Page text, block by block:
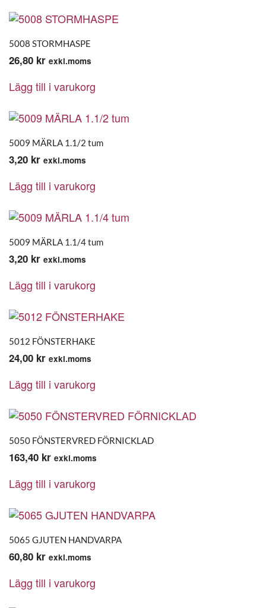
5008 STORMHASPE
26,80 kr exkl.moms
Lägg till i varukorg
5009 MÄRLA 1.1/2 tum
3,20 kr exkl.moms
Lägg till i varukorg
5009 MÄRLA 1.1/4 tum
3,20 kr exkl.moms
Lägg till i varukorg
5012 FÖNSTERHAKE
24,00 kr exkl.moms
Lägg till i varukorg
5050 FÖNSTERVRED FÖRNICKLAD
163,40 kr exkl.moms
Lägg till i varukorg
5065 GJUTEN HANDVARPA
60,80 kr exkl.moms
Lägg till i varukorg